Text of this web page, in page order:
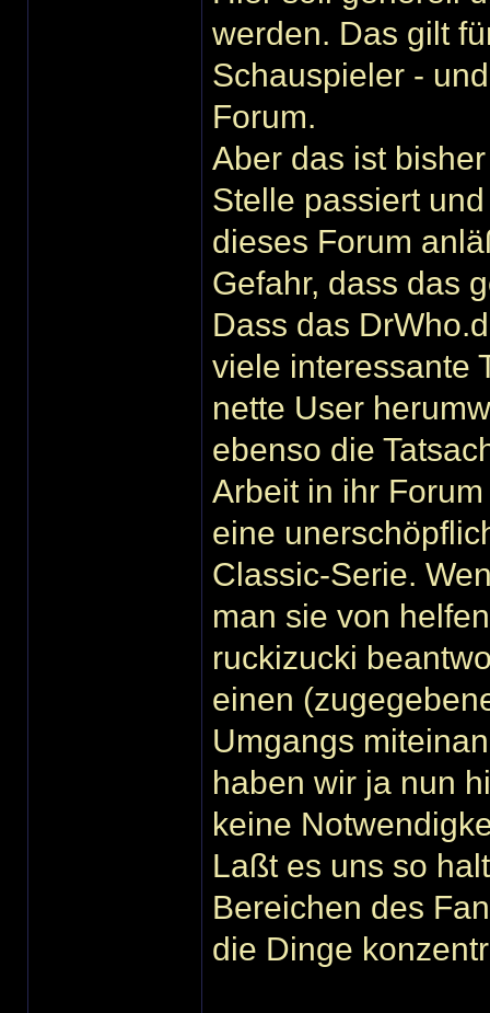
werden. Das gilt
Schauspieler -
Forum.
Aber das ist
Stelle passiert
dieses Forum
Gefahr, dass das
Dass das
viele interessante
nette User
ebenso die
Arbeit in ihr
eine
Classic-Serie.
man sie von
ruckizucki
einen
Umgangs
haben wir ja nun
keine
Laßt es uns so
Bereichen des
die Dinge